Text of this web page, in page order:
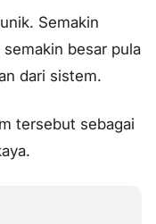
Semakin
besar pula
dari sistem.
tersebut sebagai